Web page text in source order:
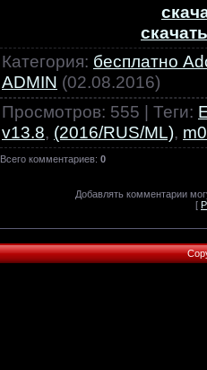
Категория: бесплатно
ADMIN (02.08.2016)
Просмотров: 555 | Теги:
v13.8, (2016/RUS/ML),
Всего комментариев: 0
Добавлять комментарии
[